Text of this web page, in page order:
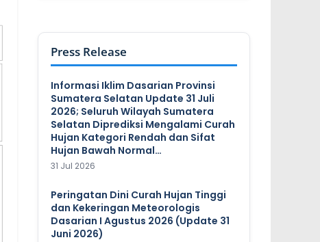
Press Release
Informasi Iklim Dasarian Provinsi
Sumatera Selatan Update 31 Juli
2026; Seluruh Wilayah Sumatera
Selatan Diprediksi Mengalami Curah
Hujan Kategori Rendah dan Sifat
Hujan Bawah Normal…
31 Jul 2026
Peringatan Dini Curah Hujan Tinggi
dan Kekeringan Meteorologis
Dasarian I Agustus 2026 (Update 31
Juni 2026)